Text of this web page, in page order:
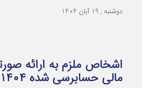
دوشنبه , 19 آبان 1404
اشخاص ملزم به ارائه
مالی حسابرسی شده ۱۴۰۴